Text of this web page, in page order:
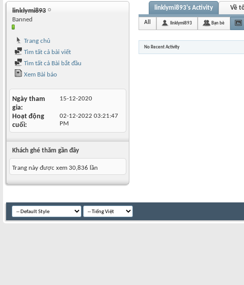
linklymi893
Banned
Trang chủ
Tìm tất cả bài viết
Tìm tất cả Bài bắt đầu
Xem Bài báo
Ngày tham
gia
15-12-2020
Hoạt động
cuối
02-12-2022 03:21:47
PM
Khách ghé thăm gần đây
Trang này được xem 30,836 lần
linklymi893's Activity Về
All linklymi893 Bạn bè
No Recent Activity